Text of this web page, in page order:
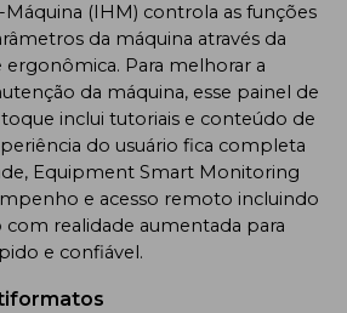
(IHM) controla as funções
da máquina através da
ergonômica. Para melhorar a
da máquina, esse painel de
inclui tutoriais e conteúdo de
do usuário fica completa
Equipment Smart Monitoring
e acesso remoto incluindo
com realidade aumentada para
e confiável.